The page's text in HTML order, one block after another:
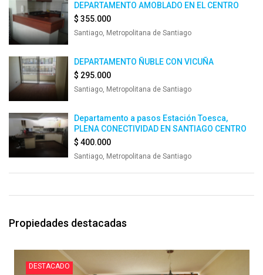
DEPARTAMENTO AMOBLADO EN EL CENTRO
$ 355.000
Santiago, Metropolitana de Santiago
DEPARTAMENTO ÑUBLE CON VICUÑA
$ 295.000
Santiago, Metropolitana de Santiago
Departamento a pasos Estación Toesca,
PLENA CONECTIVIDAD EN SANTIAGO CENTRO
$ 400.000
Santiago, Metropolitana de Santiago
Propiedades destacadas
DESTACADO